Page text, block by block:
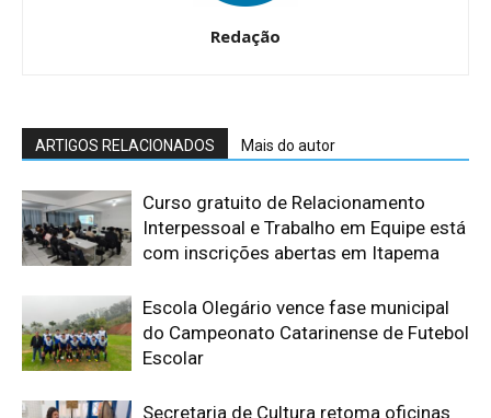
Redação
ARTIGOS RELACIONADOS Mais do autor
Curso gratuito de Relacionamento
Interpessoal e Trabalho em Equipe está
com inscrições abertas em Itapema
Escola Olegário vence fase municipal
do Campeonato Catarinense de Futebol
Escolar
Secretaria de Cultura retoma oficinas